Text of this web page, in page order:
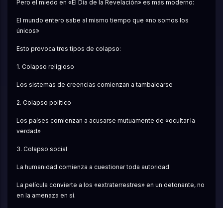
Pero el miedo en «El Día de la Revelación» es más moderno:
El mundo entero sabe al mismo tiempo que «no somos los
únicos»
Esto provoca tres tipos de colapso:
1. Colapso religioso
Los sistemas de creencias comienzan a tambalearse
2. Colapso político
Los países comienzan a acusarse mutuamente de «ocultar la
verdad»
3. Colapso social
La humanidad comienza a cuestionar toda autoridad
La película convierte a los «extraterrestres» en un detonante, no
en la amenaza en sí.